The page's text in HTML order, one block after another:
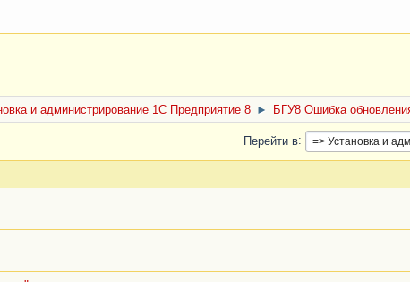
и администрирование 1С Предприятие 8 ► БГУ8 Ошибка
Перейти в